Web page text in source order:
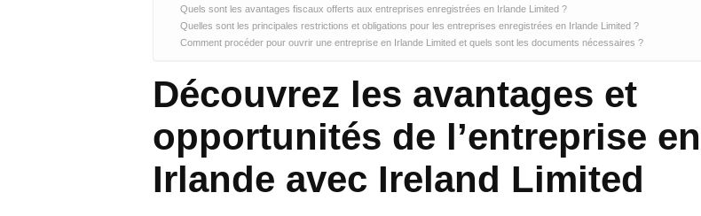
Quels sont les avantages fiscaux offerts aux entreprises enregistrées en Irlande Limited ?
Quelles sont les principales restrictions et obligations pour les entreprises enregistrées en Irlande Limited ?
Comment procéder pour ouvrir une entreprise en Irlande Limited et quels sont les documents nécessaires ?
Découvrez les avantages et
opportunités de l’entreprise en
Irlande avec Ireland Limited